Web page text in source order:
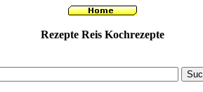
Rezepte Reis Kochrezepte